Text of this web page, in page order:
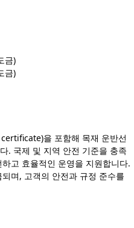
금)
금)
을 포함해 목재 운반선
. 국제 및 지역 안전 기준을 충족
고 효율적인 운영을 지원합니다.
며, 고객의 안전과 규정 준수를